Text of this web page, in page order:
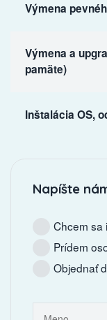
Výmena
Výmena a
pamäte)
Inštalácia OS,
Napíšte
Chcem sa
Prídem
Objednať